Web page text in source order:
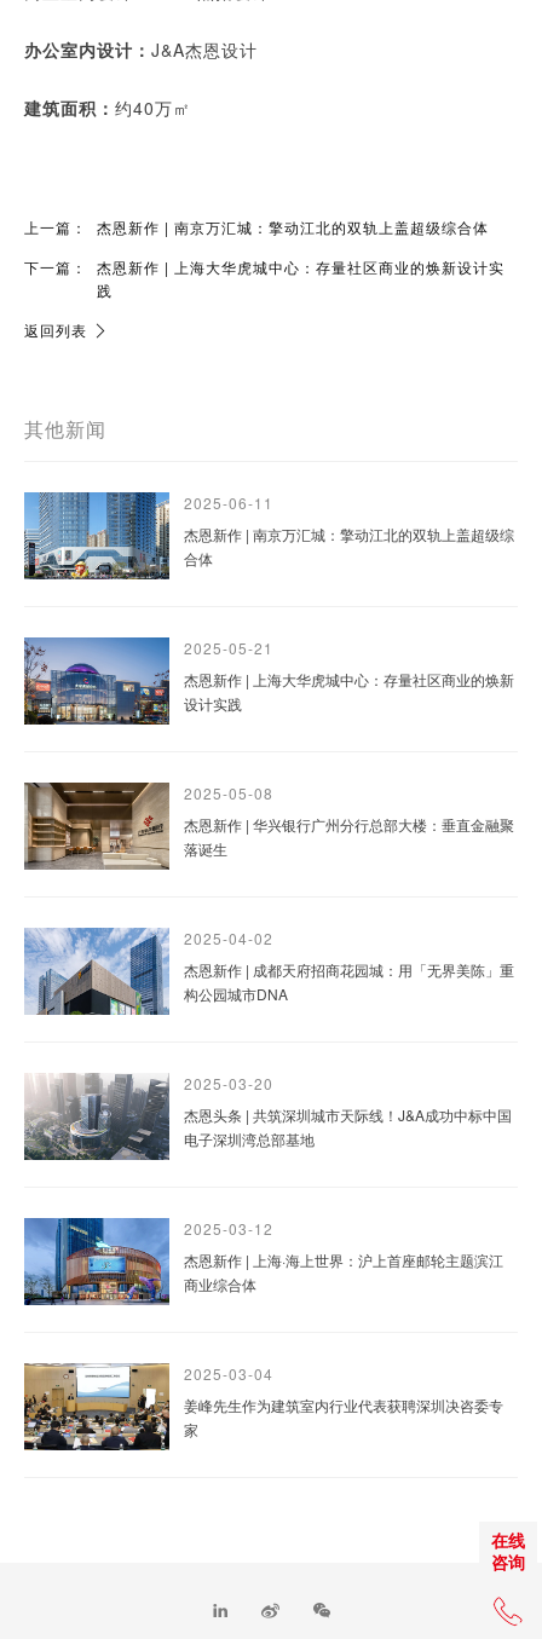
在线
咨询
+86
办公室内设计： J&A杰恩设计
建筑面积： 约40万㎡
上一篇：
杰恩新作 | 南京万汇城：擎动江北的双轨上盖超级综合体
下一篇：
杰恩新作 | 上海大华虎城中心：存量社区商业的焕新设计实
践
返回列表
其他新闻
2025-06-11
杰恩新作 | 南京万汇城：擎动江北的双轨上盖超级综
合体
2025-05-21
杰恩新作 | 上海大华虎城中心：存量社区商业的焕新
设计实践
2025-05-08
杰恩新作 | 华兴银行广州分行总部大楼：垂直金融聚
落诞生
2025-04-02
杰恩新作 | 成都天府招商花园城：用「无界美陈」重
构公园城市DNA
2025-03-20
杰恩头条 | 共筑深圳城市天际线！J&A成功中标中国
电子深圳湾总部基地
2025-03-12
杰恩新作 | 上海·海上世界：沪上首座邮轮主题滨江
商业综合体
2025-03-04
姜峰先生作为建筑室内行业代表获聘深圳决咨委专
家